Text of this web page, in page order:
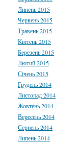
Липень 2015
Червень 2015
Травень 2015
Квітень 2015
Березень 2015
Лютий 2015
Січень 2015
Грудень 2014
Листопад 2014
Жовтень 2014
Вересень 2014
Серпень 2014
Липень 2014